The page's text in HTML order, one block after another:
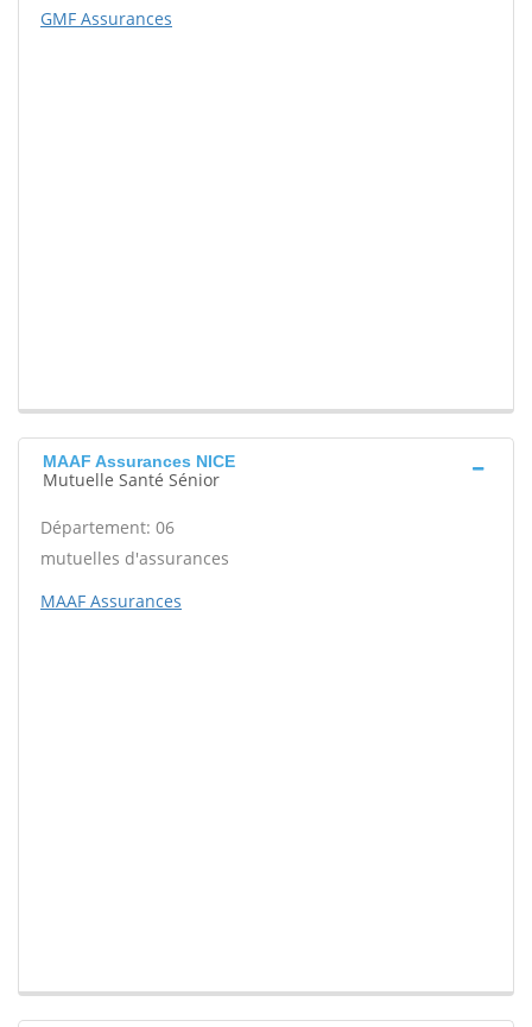
GMF Assurances
MAAF Assurances NICE
Mutuelle Santé Sénior
Département: 06
mutuelles d'assurances
MAAF Assurances